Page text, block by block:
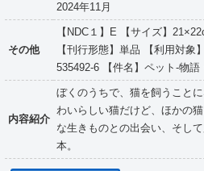
2024年11月
その他
【NDC１】E 【サイズ】
【刊行形態】単品 【利用対象
535492-6 【件名】ペット-物語
内容紹介
ぼくのうちで、猫を飼うこと
わいらしい猫だけど、ほかの
な生きものとの出会い、そし
本。